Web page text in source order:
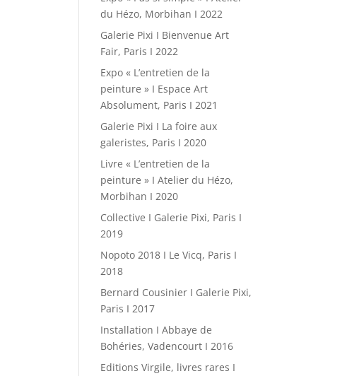
du Hézo, Morbihan I 2022
Galerie Pixi I Bienvenue Art
Fair, Paris I 2022
Expo « L’entretien de la
peinture » I Espace Art
Absolument, Paris I 2021
Galerie Pixi I La foire aux
galeristes, Paris I 2020
Livre « L’entretien de la
peinture » I Atelier du Hézo,
Morbihan I 2020
Collective I Galerie Pixi, Paris I
2019
Nopoto 2018 I Le Vicq, Paris I
2018
Bernard Cousinier I Galerie Pixi,
Paris I 2017
Installation I Abbaye de
Bohéries, Vadencourt I 2016
Editions Virgile, livres rares I